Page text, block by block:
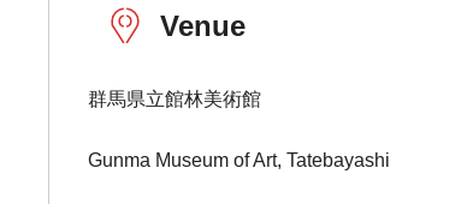
Venue
群馬県立館林美術館
Gunma Museum of Art, Tatebayashi